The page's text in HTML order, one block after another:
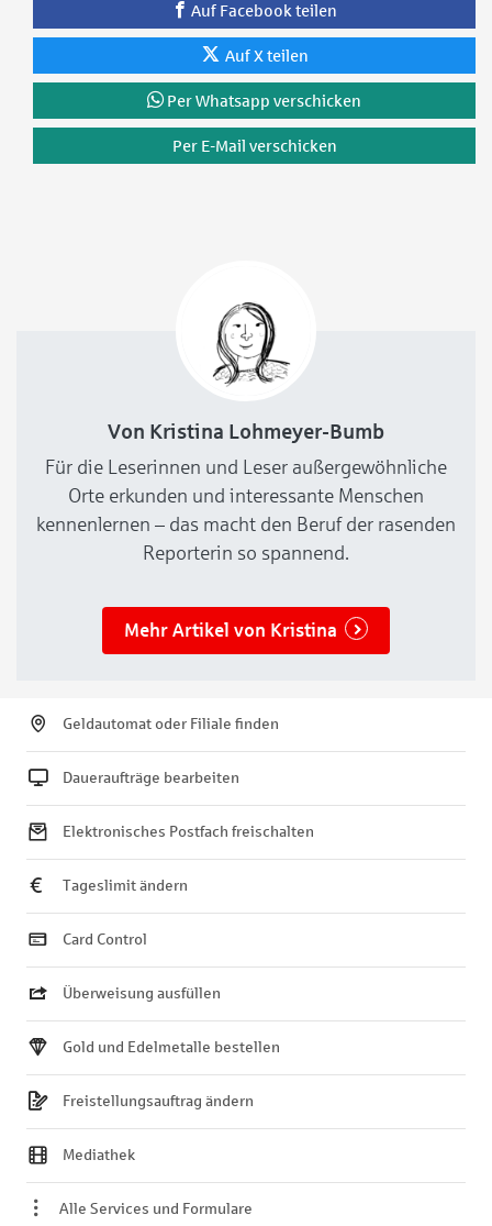
Auf Facebook teilen
Auf X teilen
Per Whatsapp verschicken
Per E-Mail verschicken
Von Kristina Lohmeyer-Bumb
Für die Leserinnen und Leser außergewöhnliche
Orte erkunden und interessante Menschen
kennenlernen – das macht den Beruf der rasenden
Reporterin so spannend.
Mehr Artikel von Kristina
Geldautomat oder Filiale finden
Daueraufträge bearbeiten
Elektronisches Postfach freischalten
Tageslimit ändern
Card Control
Überweisung ausfüllen
Gold und Edelmetalle bestellen
Freistellungsauftrag ändern
Mediathek
Alle Services und Formulare